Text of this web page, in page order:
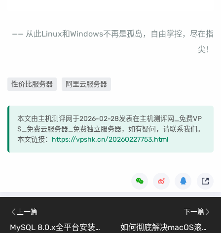
—— 从此Linux和Windows不再是孤岛，自由掌控，尽在指
尖！
性价比服务器 阿里云服务器
本文由主机测评网于2026-02-28发表在主机测评网_免费VP
S_免费云服务器_免费独立服务器，如有疑问，请联系我们。
本文链接： https://vpshk.cn/20260227753.html
上一篇
MySQL 8.0.x全平台安装指南 （从入门到实战：Windows、CentOS、Ubuntu详细步骤与问题解决）
下一篇
如何彻底解决macOS滚动方向混乱？免费神器ScrollReverser完整配置指南